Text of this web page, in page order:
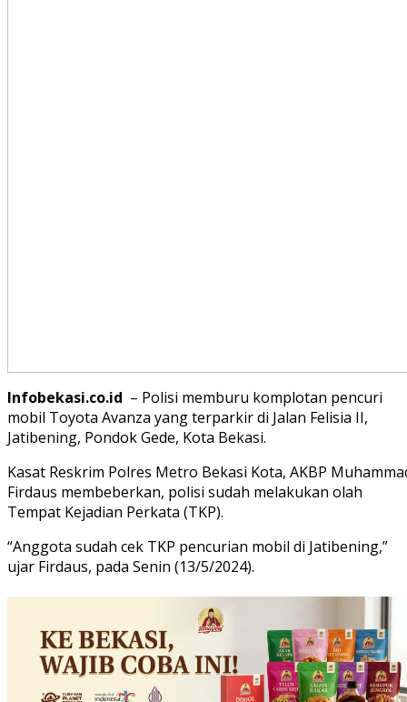
Infobekasi.co.id – Polisi memburu komplotan pencuri
mobil Toyota Avanza yang terparkir di Jalan Felisia II,
Jatibening, Pondok Gede, Kota Bekasi.
Kasat Reskrim Polres Metro Bekasi Kota, AKBP
Firdaus membeberkan, polisi sudah melakukan olah
Tempat Kejadian Perkata (TKP).
“Anggota sudah cek TKP pencurian mobil di Jatibening,”
ujar Firdaus, pada Senin (13/5/2024).